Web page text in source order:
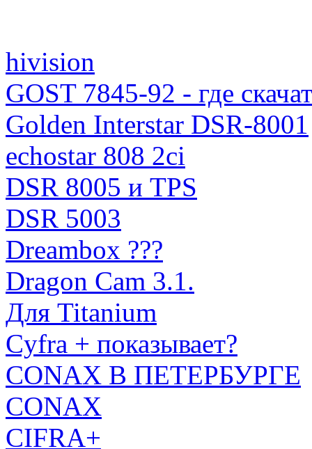
hivision
GOST 7845-92 - где
Golden Interstar DSR-8001
echostar 808 2ci
DSR 8005 и TPS
DSR 5003
Dreambox ???
Dragon Cam 3.1.
Для Titanium
Cyfrа + показывает?
CONAX В ПЕТЕРБУРГЕ
CONAX
CIFRA+